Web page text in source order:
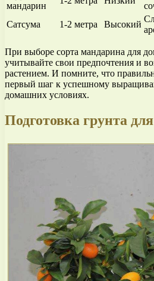
мандарин
Сатсума 1-2 метра Высокий
При выборе сорта мандарина для
учитывайте свои предпочтения и
растением. И помните, что
первый шаг к успешному
домашних условиях.
Подготовка грунта